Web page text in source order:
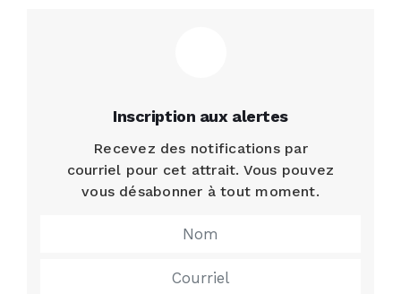
Inscription aux alertes
Recevez des notifications par
courriel pour cet attrait. Vous pouvez
vous désabonner à tout moment.